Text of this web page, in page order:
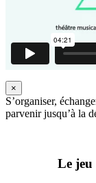
×
S’organiser,
parvenir jusqu’à la
Le jeu